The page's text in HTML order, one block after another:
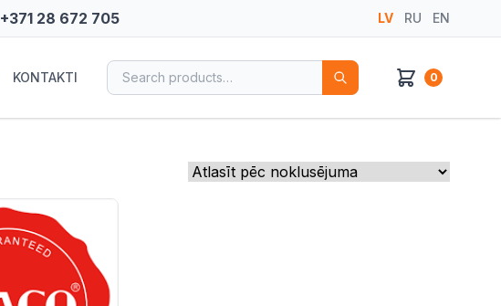
+371 28 672 705 LV RU EN
KONTAKTI Search for: 0